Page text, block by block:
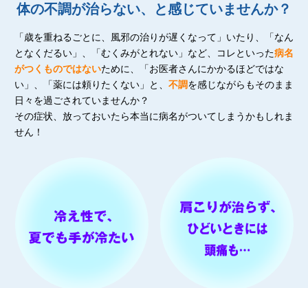
体の不調が治らない、と感じていませんか？
「歳を重ねるごとに、風邪の治りが遅くなって」いたり、「なん
となくだるい」、「むくみがとれない」など、コレといった病名
がつくものではないために、「お医者さんにかかるほどではな
い」、「薬には頼りたくない」と、 不調を感じながらもそのまま
日々を過ごされていませんか？
その症状、放っておいたら本当に病名がついてしまうかもしれま
せん！